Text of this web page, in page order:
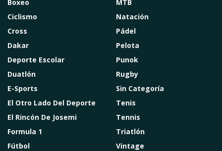
Boxeo
Ciclismo
Cross
Dakar
Deporte Escolar
Duatlón
E-Sports
El Otro Lado Del Deporte
El Rincón De Josemi
Formula 1
Fútbol
MTB
Natación
Pádel
Pelota
Punok
Rugby
Sin Categoría
Tenis
Tennis
Triatlón
Vintage